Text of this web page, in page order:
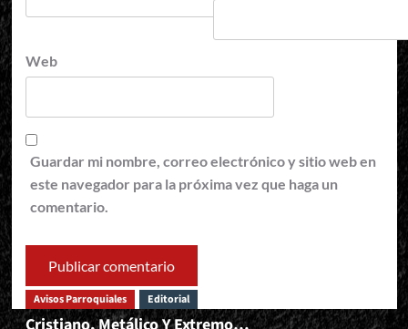
Web
Guardar mi nombre, correo electrónico y sitio web en
este navegador para la próxima vez que haga un
comentario.
Avisos Parroquiales Editorial